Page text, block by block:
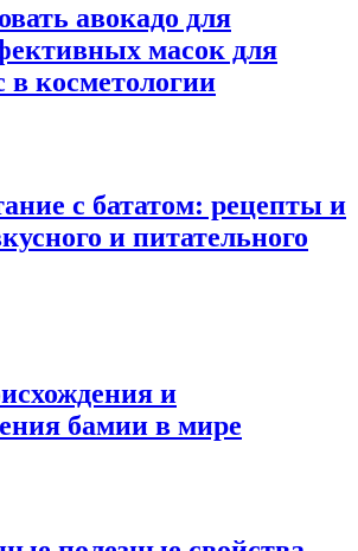
авокадо для
масок для
в косметологии
с бататом: рецепты и
и питательного
и
бамии в мире